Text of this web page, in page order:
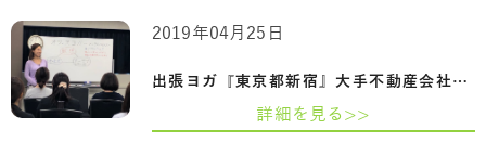
出張ヨガ『東京都新宿』大手不動産会社【M…
2019年04月25日
詳細を見る>>